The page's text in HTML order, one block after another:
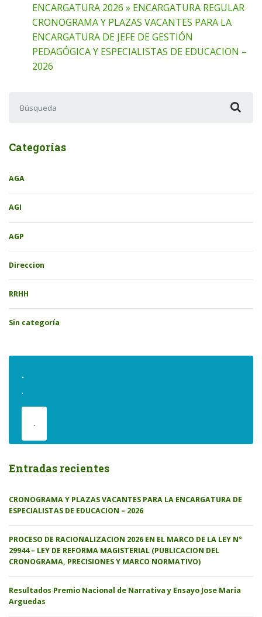
ENCARGATURA 2026 » ENCARGATURA REGULAR
CRONOGRAMA Y PLAZAS VACANTES PARA LA
ENCARGATURA DE JEFE DE GESTIÓN
PEDAGÓGICA Y ESPECIALISTAS DE EDUCACION –
2026
Categorías
AGA
AGI
AGP
Direccion
RRHH
Sin categoría
.
.
.
Entradas recientes
CRONOGRAMA Y PLAZAS VACANTES PARA LA ENCARGATURA DE
ESPECIALISTAS DE EDUCACION – 2026
PROCESO DE RACIONALIZACION 2026 EN EL MARCO DE LA LEY N°
29944 – LEY DE REFORMA MAGISTERIAL (PUBLICACION DEL
CRONOGRAMA, PRECISIONES Y MARCO NORMATIVO)
Resultados Premio Nacional de Narrativa y Ensayo Jose Maria
Arguedas